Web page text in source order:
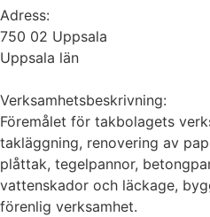
Adress:
750 02 Uppsala
Uppsala län
Verksamhetsbeskrivning:
Föremålet för takbolagets
takläggning, renovering av
plåttak, tegelpannor,
vattenskador och läckage,
förenlig verksamhet.